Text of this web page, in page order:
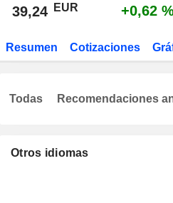
39,24 EUR +0,62
Resumen Cotizaciones
Otros idiomas
Todas Recomendaciones